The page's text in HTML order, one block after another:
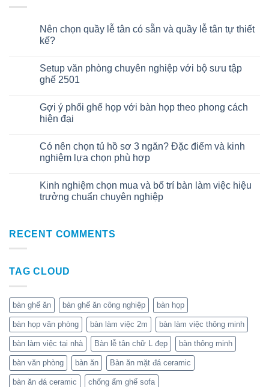
Nên chọn quầy lễ tân có sẵn và quầy lễ tân tự thiết
kế?
Setup văn phòng chuyên nghiệp với bộ sưu tập
ghế 2501
Gợi ý phối ghế họp với bàn họp theo phong cách
hiện đại
Có nên chọn tủ hồ sơ 3 ngăn? Đặc điểm và kinh
nghiệm lựa chọn phù hợp
Kinh nghiệm chọn mua và bố trí bàn làm việc hiệu
trưởng chuẩn chuyên nghiệp
RECENT COMMENTS
TAG CLOUD
bàn ghế ăn bàn ghế ăn công nghiệp bàn họp
bàn họp văn phòng bàn làm việc 2m bàn làm việc thông minh
bàn làm việc tại nhà Bàn lễ tân chữ L đẹp bàn thông minh
bàn văn phòng bàn ăn Bàn ăn mặt đá ceramic
bàn ăn đá ceramic chống ẩm ghế sofa